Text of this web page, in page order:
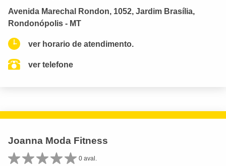
Avenida Marechal Rondon, 1052, Jardim Brasília,
Rondonópolis - MT
ver horario de atendimento.
ver telefone
Joanna Moda Fitness
0 aval.